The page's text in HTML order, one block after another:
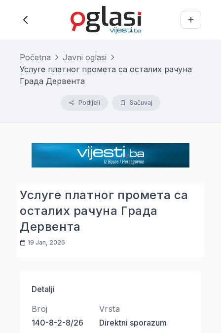
Početna
Javni oglasi
Услуге платног промета са осталих рачуна
Града Дервента
Podijeli Sačuvaj
Услуге платног промета са
осталих рачуна Града
Дервента
19 Jan, 2026
Detalji
Broj
140-8-2-8/26
Vrsta
Direktni sporazum